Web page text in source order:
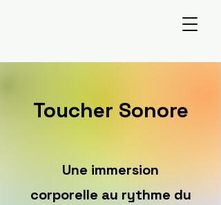
Toucher Sonore
Une immersion
corporelle au rythme du